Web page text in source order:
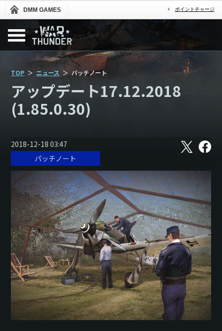
DMM GAMES ポイントチャージ
TOP ニュース パッチノート
アップデート17.12.2018
(1.85.0.30)
2018-12-18 03:47 X フ
ェ
ス
ブ
ッ
ク
パッチノート